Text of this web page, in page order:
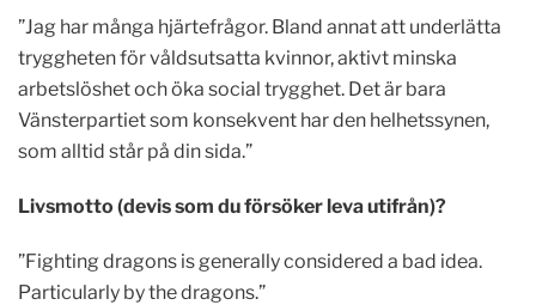
”Jag har många hjärtefrågor. Bland annat att underlätta
tryggheten för våldsutsatta kvinnor, aktivt minska
arbetslöshet och öka social trygghet. Det är bara
Vänsterpartiet som konsekvent har den helhetssynen,
som alltid står på din sida.”
Livsmotto (devis som du försöker leva utifrån)?
”Fighting dragons is generally considered a bad idea.
Particularly by the dragons.”